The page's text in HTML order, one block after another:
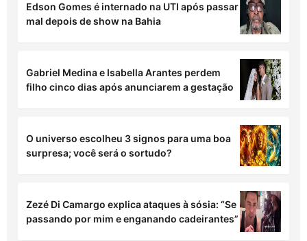
Edson Gomes é internado na UTI após passar
mal depois de show na Bahia
Gabriel Medina e Isabella Arantes perdem
filho cinco dias após anunciarem a gestação
O universo escolheu 3 signos para uma boa
surpresa; você será o sortudo?
Zezé Di Camargo explica ataques à sósia: “Se
passando por mim e enganando cadeirantes”